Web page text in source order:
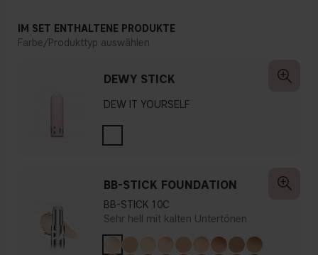
IM SET ENTHALTENE PRODUKTE
Farbe/Produkttyp auswählen
DEWY STICK
DEW IT YOURSELF
BB-STICK FOUNDATION
BB-STICK 10C
Sehr hell mit kalten Untertönen